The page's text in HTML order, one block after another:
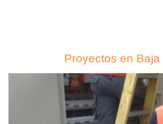
Proyectos en Baja